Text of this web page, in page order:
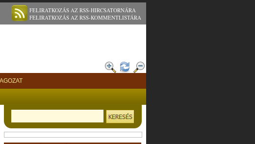
FELIRATKOZÁS AZ RSS-HIRCSATORNÁRA
FELIRATKOZÁS AZ RSS-KOMMENTLISTÁRA